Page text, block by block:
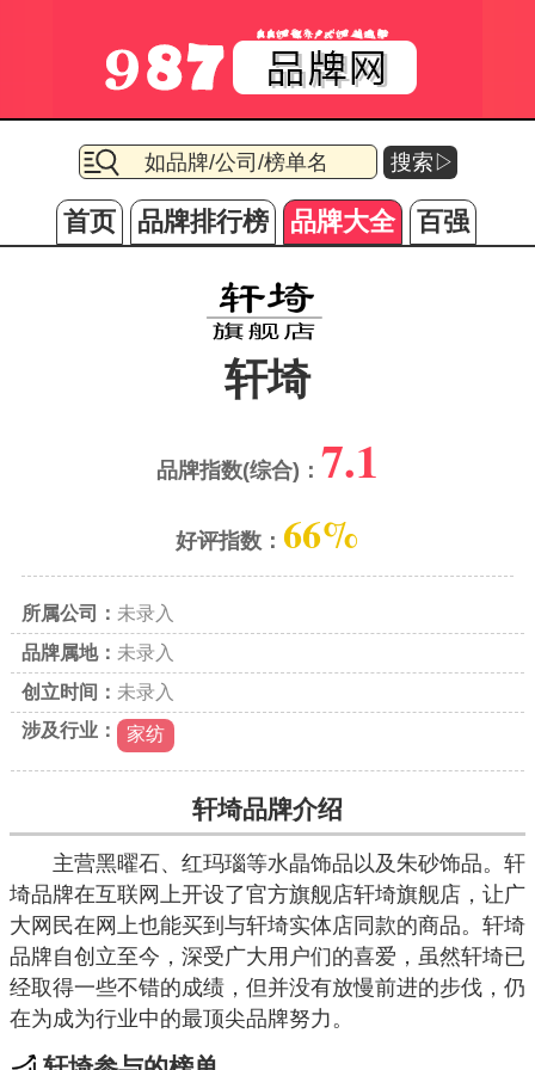
搜索▷
首页 品牌排行榜 品牌大全 百强
轩埼
品牌指数(综合)： 7.1
好评指数： 66%
所属公司： 未录入
品牌属地： 未录入
创立时间： 未录入
涉及行业：
家纺
轩埼品牌介绍
主营黑曜石、红玛瑙等水晶饰品以及朱砂饰品。轩
埼品牌在互联网上开设了官方旗舰店轩埼旗舰店，让广
大网民在网上也能买到与轩埼实体店同款的商品。轩埼
品牌自创立至今，深受广大用户们的喜爱，虽然轩埼已
经取得一些不错的成绩，但并没有放慢前进的步伐，仍
在为成为行业中的最顶尖品牌努力。